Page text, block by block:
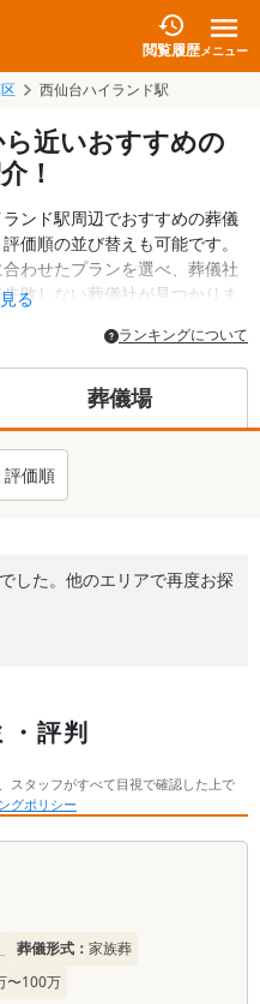
閲覧履歴メニュー
西仙台ハイランド駅
近いおすすめの
！
ンド駅周辺でおすすめの葬儀
価順の並び替えも可能です。
わせたプランを選べ、葬儀社
敗しない葬儀社が見つかりま
す。24時間の相談受付で深夜・
る
ランキングについて
葬儀場
評価順
した。他のエリアで再度お探
・評判
スタッフがすべて目視で確認した上で
グポリシー
葬儀形式： 家族葬
〜100万